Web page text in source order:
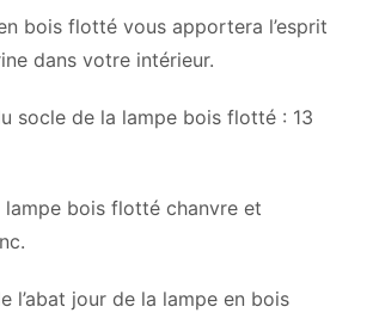
bois flotté vous apportera l’esprit
dans votre intérieur.
socle de la lampe bois flotté : 13
lampe bois flotté chanvre et
l’abat jour de la lampe en bois